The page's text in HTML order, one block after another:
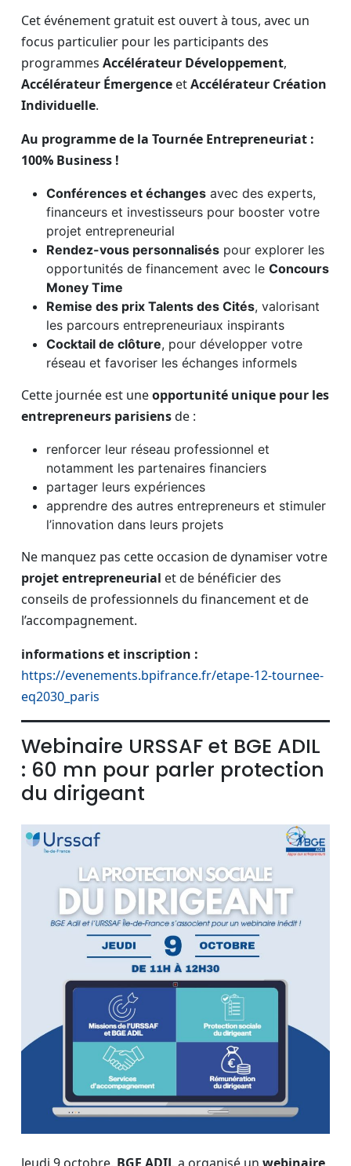
Cet événement gratuit est ouvert à tous, avec un
focus particulier pour les participants des
programmes Accélérateur Développement,
Accélérateur Émergence etAccélérateur Création
Individuelle.
Au programme de la Tournée Entrepreneuriat :
100% Business !
Conférences et échanges avec des experts,
financeurs et investisseurs pour booster votre
projet entrepreneurial
Rendez-vous personnalisés pour explorer les
opportunités de financement avec le Concours
Money Time
Remise des prix Talents des Cités, valorisant
les parcours entrepreneuriaux inspirants
Cocktail de clôture, pour développer votre
réseau et favoriser les échanges informels
Cette journée est uneopportunité unique pour les
entrepreneurs parisiensde :
renforcer leur réseau professionnel et
notamment les partenaires financiers
partager leurs expériences
apprendre des autres entrepreneurs et stimuler
l’innovation dans leurs projets
Ne manquez pas cette occasion de dynamiser votre
projet entrepreneurial et de bénéficier des
conseils de professionnels du financement et de
l’accompagnement.
informations et inscription :
https://evenements.bpifrance.fr/etape-12-tournee-
eq2030_paris
Webinaire URSSAF et BGE ADIL
: 60 mn pour parler protection
du dirigeant